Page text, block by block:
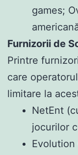
games;
Furnizorii de
Printre
care
limitare la
NetEnt
jocurilor
Evolution